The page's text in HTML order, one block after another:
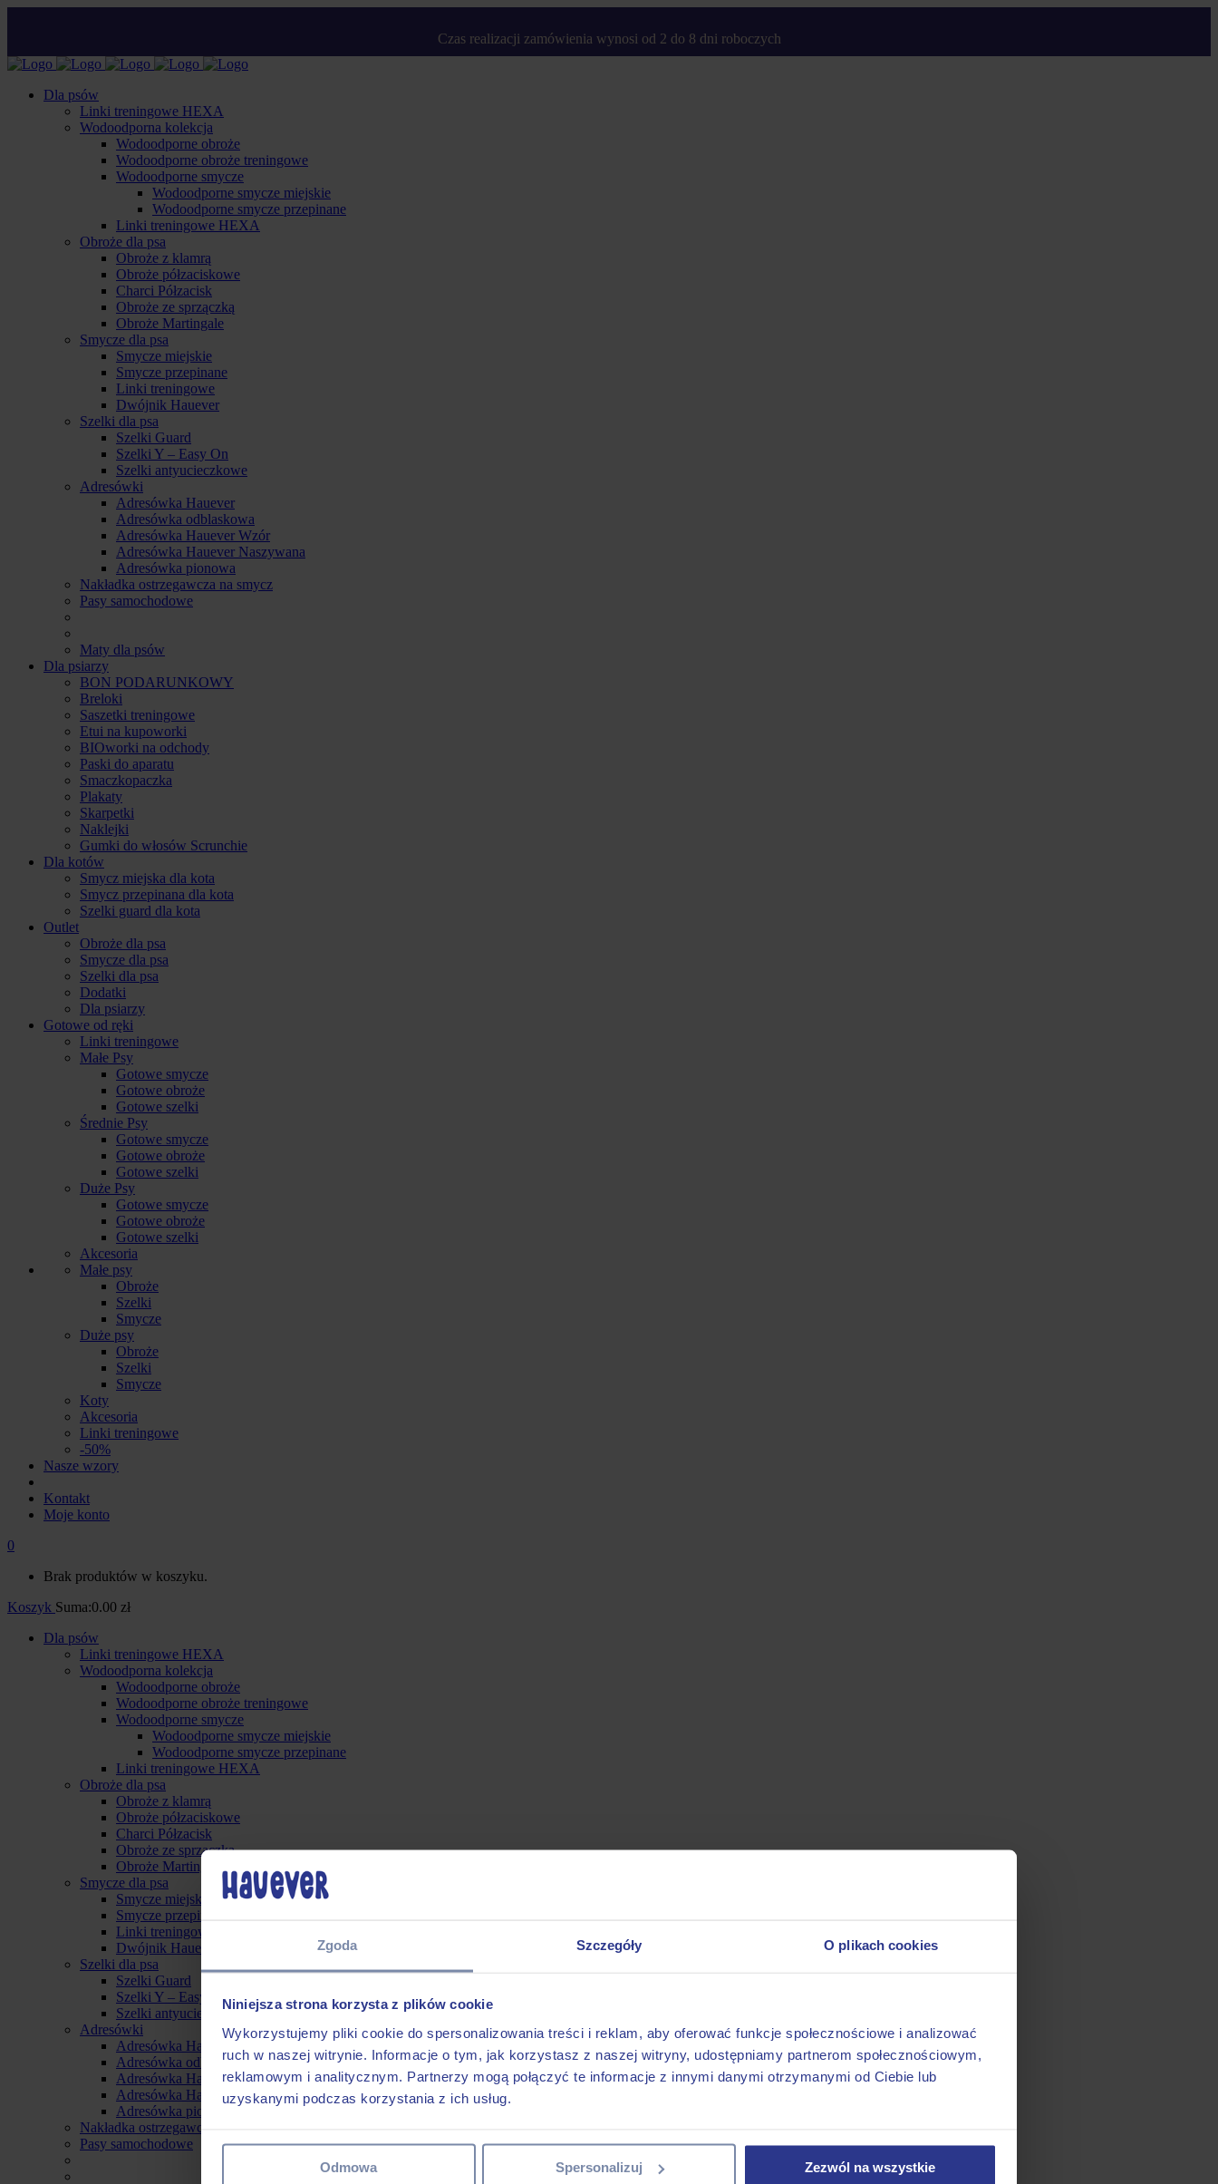
Zgoda Szczegóły O plikach cookies
Niniejsza strona korzysta z plików cookie
Wykorzystujemy pliki cookie do spersonalizowania treści i reklam, aby oferować funkcje społecznościowe i analizować
ruch w naszej witrynie. Informacje o tym, jak korzystasz z naszej witryny, udostępniamy partnerom społecznościowym,
reklamowym i analitycznym. Partnerzy mogą połączyć te informacje z innymi danymi otrzymanymi od Ciebie lub
uzyskanymi podczas korzystania z ich usług.
Odmowa Spersonalizuj Zezwól na wszystkie
Czas realizacji zamówienia wynosi od 2 do 8 dni roboczych
Dla psów
Linki treningowe HEXA
Wodoodporna kolekcja
Wodoodporne obroże
Wodoodporne obroże treningowe
Wodoodporne smycze
Wodoodporne smycze miejskie
Wodoodporne smycze przepinane
Linki treningowe HEXA
Obroże dla psa
Obroże z klamrą
Obroże półzaciskowe
Charci Półzacisk
Obroże ze sprzączką
Obroże Martingale
Smycze dla psa
Smycze miejskie
Smycze przepinane
Linki treningowe
Dwójnik Hauever
Szelki dla psa
Szelki Guard
Szelki Y – Easy On
Szelki antyucieczkowe
Adresówki
Adresówka Hauever
Adresówka odblaskowa
Adresówka Hauever Wzór
Adresówka Hauever Naszywana
Adresówka pionowa
Nakładka ostrzegawcza na smycz
Pasy samochodowe
Maty dla psów
Dla psiarzy
BON PODARUNKOWY
Breloki
Saszetki treningowe
Etui na kupoworki
BIOworki na odchody
Paski do aparatu
Smaczkopaczka
Plakaty
Skarpetki
Naklejki
Gumki do włosów Scrunchie
Dla kotów
Smycz miejska dla kota
Smycz przepinana dla kota
Szelki guard dla kota
Outlet
Obroże dla psa
Smycze dla psa
Szelki dla psa
Dodatki
Dla psiarzy
Gotowe od ręki
Linki treningowe
Małe Psy
Gotowe smycze
Gotowe obroże
Gotowe szelki
Średnie Psy
Gotowe smycze
Gotowe obroże
Gotowe szelki
Duże Psy
Gotowe smycze
Gotowe obroże
Gotowe szelki
Akcesoria
Małe psy
Obroże
Szelki
Smycze
Duże psy
Obroże
Szelki
Smycze
Koty
Akcesoria
Linki treningowe
-50%
Nasze wzory
Kontakt
Moje konto
0
Brak produktów w koszyku.
Koszyk Suma:0.00 zł
Dla psów
Linki treningowe HEXA
Wodoodporna kolekcja
Wodoodporne obroże
Wodoodporne obroże treningowe
Wodoodporne smycze
Wodoodporne smycze miejskie
Wodoodporne smycze przepinane
Linki treningowe HEXA
Obroże dla psa
Obroże z klamrą
Obroże półzaciskowe
Charci Półzacisk
Obroże ze sprzączką
Obroże Martingale
Smycze dla psa
Smycze miejskie
Smycze przepinane
Linki treningowe
Dwójnik Hauever
Szelki dla psa
Szelki Guard
Szelki Y – Easy On
Szelki antyucieczkowe
Adresówki
Adresówka Hauever
Adresówka odblaskowa
Adresówka Hauever Wzór
Adresówka Hauever Naszywana
Adresówka pionowa
Nakładka ostrzegawcza na smycz
Pasy samochodowe